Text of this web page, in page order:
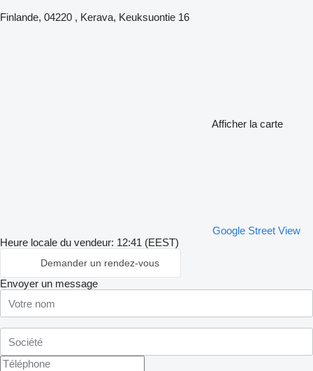
Finlande, 04220 , Kerava, Keuksuontie 16
Afficher la carte
Google Street View
Heure locale du vendeur: 12:41 (EEST)
Demander un rendez-vous
Envoyer un message